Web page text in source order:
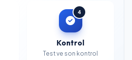
4
Kontrol
Test ve son kontrol